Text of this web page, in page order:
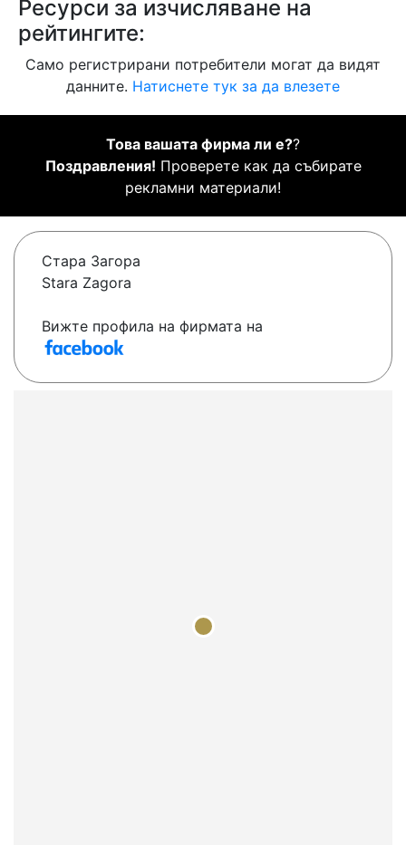
Ресурси за изчисляване на
рейтингите:
Само регистрирани потребители могат да видят
данните. Натиснете тук за да влезете
Това вашата фирма ли е??
Поздравления! Проверете как да събирате
рекламни материали!
Стара Загора
Stara Zagora
Вижте профила на фирмата на